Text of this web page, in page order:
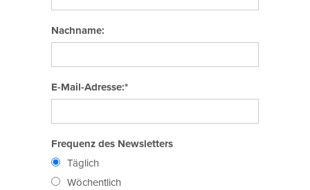
Nachname:
E-Mail-Adresse:*
Frequenz des Newsletters
Täglich
Wöchentlich